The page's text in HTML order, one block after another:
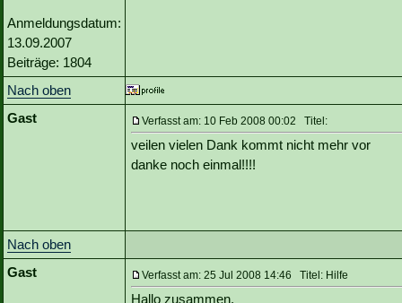
Anmeldungsdatum:
13.09.2007
Beiträge: 1804
Nach oben
Gast
Verfasst am: 10 Feb 2008 00:02 Titel:
veilen vielen Dank kommt nicht mehr vor
danke noch einmal!!!!
Nach oben
Gast
Verfasst am: 25 Jul 2008 14:46 Titel: Hilfe
Hallo zusammen,